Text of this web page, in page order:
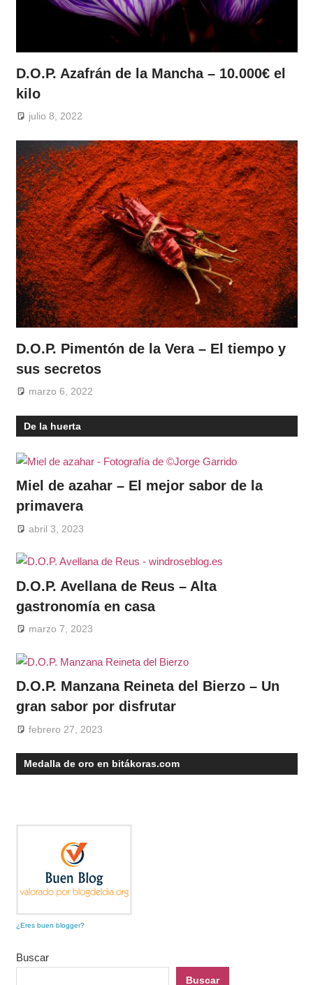
D.O.P. Azafrán de la Mancha – 10.000€ el
kilo
julio 8, 2022
D.O.P. Pimentón de la Vera – El tiempo y
sus secretos
marzo 6, 2022
De la huerta
Miel de azahar – El mejor sabor de la
primavera
abril 3, 2023
D.O.P. Avellana de Reus – Alta
gastronomía en casa
marzo 7, 2023
D.O.P. Manzana Reineta del Bierzo – Un
gran sabor por disfrutar
febrero 27, 2023
Medalla de oro en bitákoras.com
¿Eres buen blogger?
Buscar
Buscar